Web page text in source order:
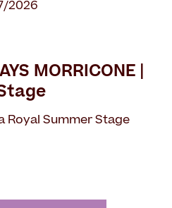
2026
MORRICONE |
Royal Summer Stage